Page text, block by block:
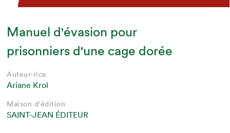
Manuel d'évasion pour
prisonniers d'une cage dorée
Auteur·rice
Ariane Krol
Maison d'édition
SAINT-JEAN ÉDITEUR